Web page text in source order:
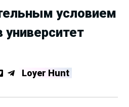
условием
университет
Loyer Hunt